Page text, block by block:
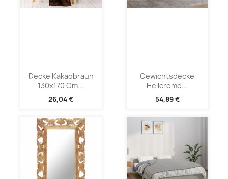
Decke Kakaobraun
130x170 Cm...
26,04 €
Gewichtsdecke
Hellcreme...
54,89 €